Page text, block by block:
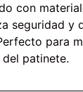
con
seguridad y
para
patinete.